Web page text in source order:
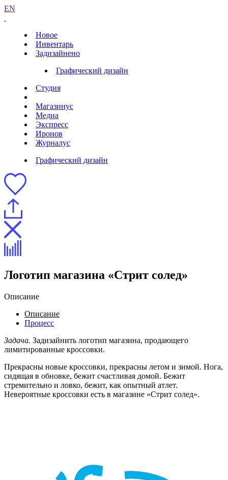
EN
Новое
Инвентарь
Задизайнено
Графический дизайн
Студия
Магазинус
Медиа
Экспресс
Иронов
Журналус
Графический дизайн
Логотип магазина «Стрит солед»
Описание
Описание
Процесс
Задача. Задизайнить логотип магазина, продающего
лимитированные кроссовки.
Прекрасны новые кроссовки, прекрасны летом и зимой. Нога,
сидящая в обновке, бежит счастливая домой. Бежит
стремительно и ловко, бежит, как опытный атлет.
Невероятные кроссовки есть в магазине «Стрит солед».